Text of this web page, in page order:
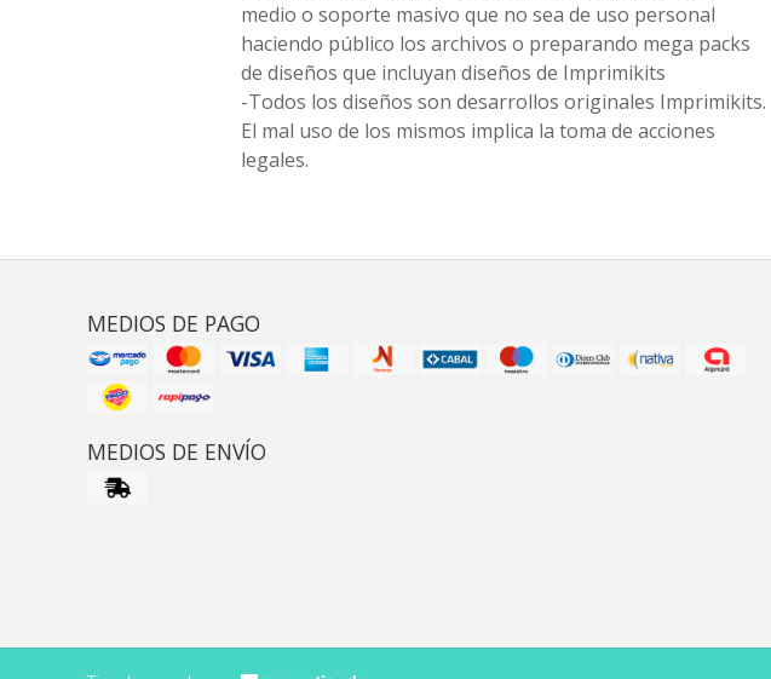
medio o soporte masivo que no sea de uso personal
haciendo público los archivos o preparando mega packs
de diseños que incluyan diseños de Imprimikits
-Todos los diseños son desarrollos originales Imprimikits.
El mal uso de los mismos implica la toma de acciones
legales.
MEDIOS DE PAGO
MEDIOS DE ENVÍO